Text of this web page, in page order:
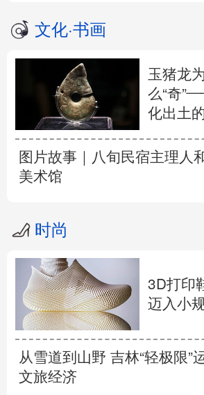
文化·书画
玉猪龙
么“奇
化出土
图片故事｜八旬民宿主理人
美术馆
时尚
3D打印
迈入小
从雪道到山野 吉林“轻极限”
文旅经济